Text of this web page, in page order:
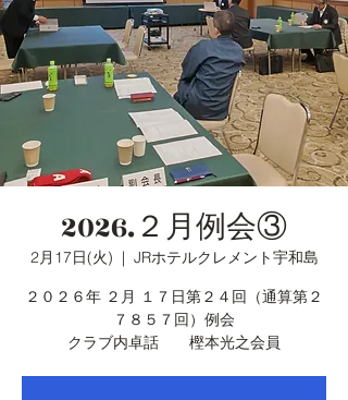
2026.２月例会③
2月17日(火)
  |
JRホテルクレメント宇和島
２０２６年 ２月 １７日第２４回（通算第２
７８５７回）例会
クラブ内卓話 樫本光之会員